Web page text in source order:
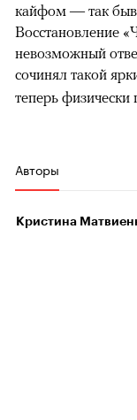
кайфом — так
Восстановление
невозможный
сочинял такой
теперь физически
Авторы
Кристина